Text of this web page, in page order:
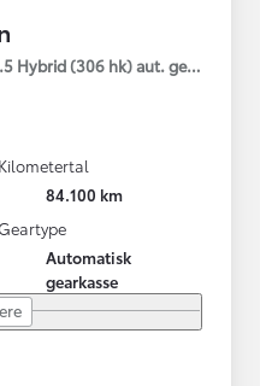
Hybrid (306 hk) aut. gear
Kilometertal
84.100 km
Geartype
Automatisk
gearkasse